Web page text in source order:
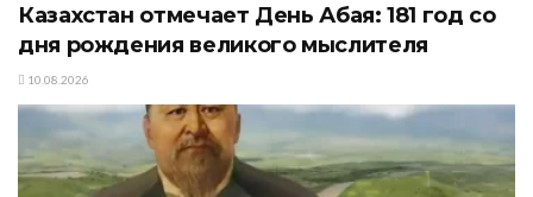
Казахстан отмечает День Абая: 181 год со
дня рождения великого мыслителя
10.08.2026